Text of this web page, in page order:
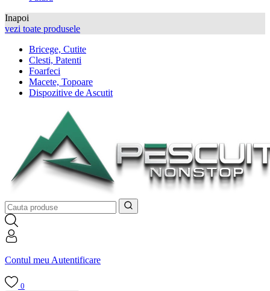
Inapoi
vezi toate produsele
Bricege, Cutite
Clesti, Patenti
Foarfeci
Macete, Topoare
Dispozitive de Ascutit
Contul meu Autentificare
0